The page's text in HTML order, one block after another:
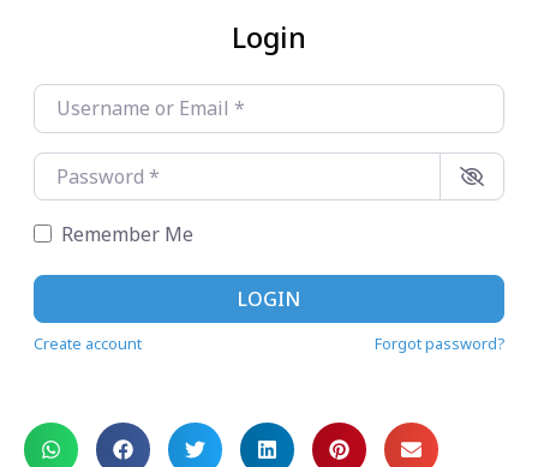
Login
Username or Email *
Password
Remember Me
LOGIN
Create account Forgot password?